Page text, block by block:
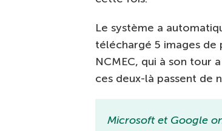
Le système a
téléchargé 5 images
NCMEC, qui à son tour
ces deux-là passent de
Microsoft et Google